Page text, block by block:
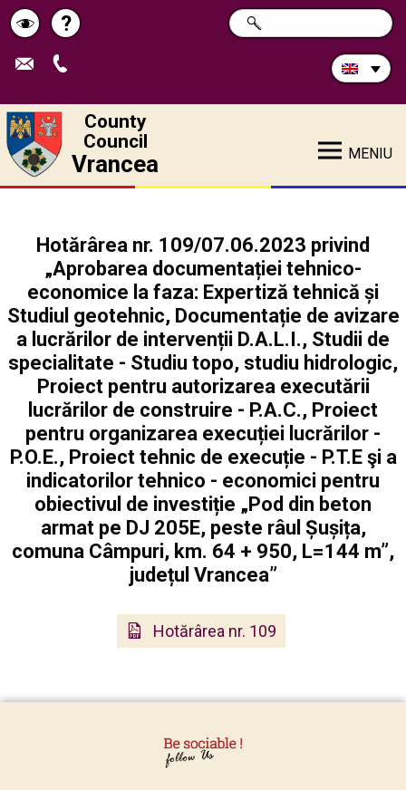
Schimbă
contrastul
Help
?
Search
in
SEARCH
County
Council
Vrancea MENIU
Hotărârea nr. 109/07.06.2023 privind
„Aprobarea documentației tehnico-
economice la faza: Expertiză tehnică și
Studiul geotehnic, Documentație de avizare
a lucrărilor de intervenții D.A.L.I., Studii de
specialitate - Studiu topo, studiu hidrologic,
Proiect pentru autorizarea executării
lucrărilor de construire - P.A.C., Proiect
pentru organizarea execuției lucrărilor -
P.O.E., Proiect tehnic de execuție - P.T.E şi a
indicatorilor tehnico - economici pentru
obiectivul de investiție „Pod din beton
armat pe DJ 205E, peste râul Șușița,
comuna Câmpuri, km. 64 + 950, L=144 m”,
județul Vrancea”
Hotărârea nr. 109